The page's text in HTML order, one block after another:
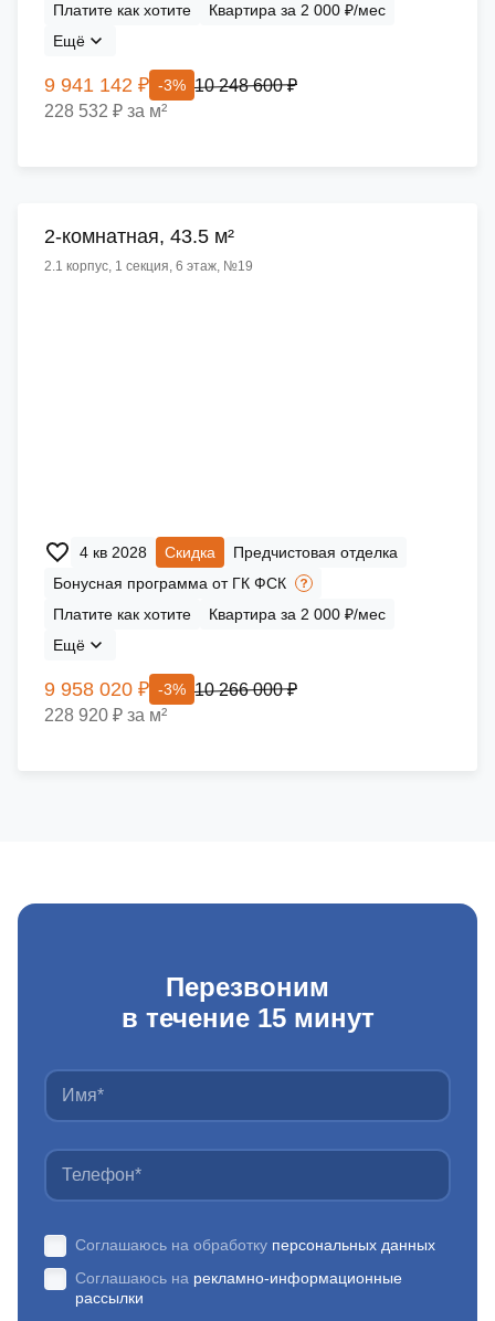
Платите как хотите
Квартира за 2 000 ₽/мес
Ещё
9 941 142 ₽ -3% 10 248 600 ₽
228 532 ₽ за м²
2-комнатная, 43.5 м²
2.1 корпус, 1 секция, 6 этаж, №19
4 кв 2028 Скидка
Предчистовая отделка
Бонусная программа от ГК ФСК
Платите как хотите
Квартира за 2 000 ₽/мес
Ещё
9 958 020 ₽ -3% 10 266 000 ₽
228 920 ₽ за м²
Перезвоним
в течение 15 минут
Соглашаюсь на обработку персональных данных
Соглашаюсь на рекламно-информационные
рассылки